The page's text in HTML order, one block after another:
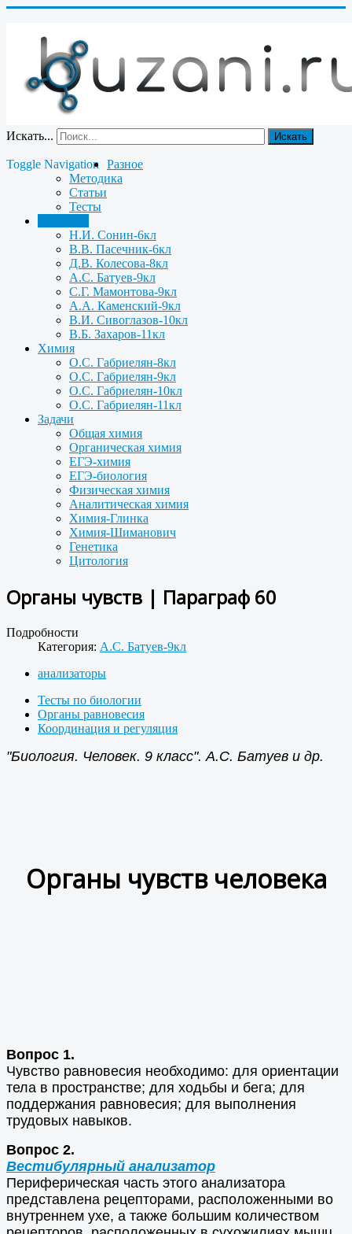
Искать... Искать
Toggle Navigation
Разное
Методика
Статьи
Тесты
Н.И. Сонин-6кл
В.В. Пасечник-6кл
Д.В. Колесова-8кл
А.С. Батуев-9кл
С.Г. Мамонтова-9кл
А.А. Каменский-9кл
В.И. Сивоглазов-10кл
В.Б. Захаров-11кл
Химия
О.С. Габриелян-8кл
О.С. Габриелян-9кл
О.С. Габриелян-10кл
О.С. Габриелян-11кл
Задачи
Общая химия
Органическая химия
ЕГЭ-химия
ЕГЭ-биология
Физическая химия
Аналитическая химия
Химия-Глинка
Химия-Шиманович
Генетика
Цитология
Органы чувств | Параграф 60
Подробности
Категория: А.С. Батуев-9кл
анализаторы
Тесты по биологии
Органы равновесия
Координация и регуляция
"Биология. Человек. 9 класс". А.С. Батуев и др.
Органы чувств человека
Вопрос 1.
Чувство равновесия необходимо: для ориентации
тела в пространстве; для ходьбы и бега; для
поддержания равновесия; для выполнения
трудовых навыков.
Вопрос 2.
Вестибулярный анализатор
Периферическая часть этого анализатора
представлена рецепторами, расположенными во
внутреннем ухе, а также большим количеством